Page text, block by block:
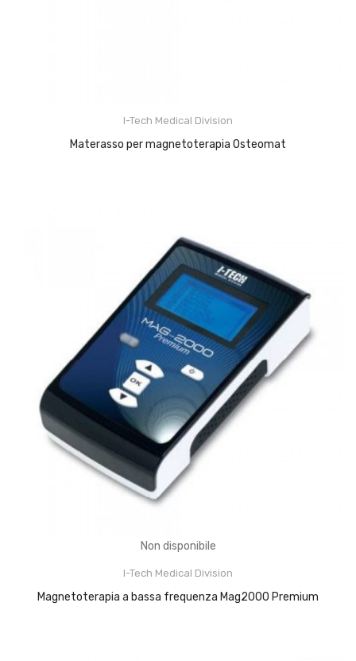
I-Tech Medical Division
Materasso per magnetoterapia Osteomat
Non disponibile
I-Tech Medical Division
Magnetoterapia a bassa frequenza Mag2000 Premium